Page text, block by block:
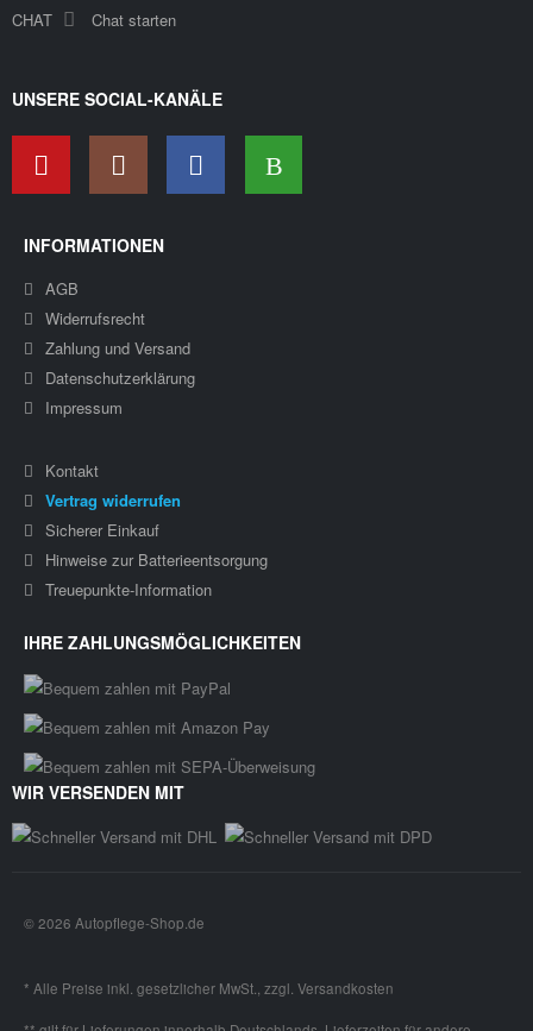
CHAT
Chat starten
UNSERE SOCIAL-KANÄLE
INFORMATIONEN
AGB
Widerrufsrecht
Zahlung und Versand
Datenschutzerklärung
Impressum
Kontakt
Vertrag widerrufen
Sicherer Einkauf
Hinweise zur Batterieentsorgung
Treuepunkte-Information
IHRE ZAHLUNGSMÖGLICHKEITEN
WIR VERSENDEN MIT
* Alle Preise inkl. gesetzlicher MwSt., zzgl. Versandkosten
© 2026 Autopflege-Shop.de